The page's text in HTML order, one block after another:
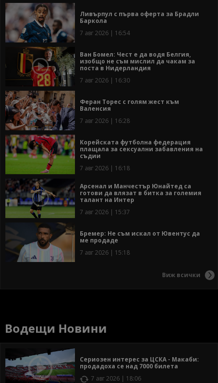
Ливърпул с първа оферта за Брадли
Баркола
7 авг 2026 | 16:54
Ван Бомел: Чест е да водя Белгия,
изобщо не съм мислил да чакам за
поста в Нидерландия
7 авг 2026 | 16:30
Феран Торес с голям жест към
Валенсия
7 авг 2026 | 16:28
Корейската футболна федерация
плащала за сексуални забавления на
съдии
7 авг 2026 | 16:18
Арсенал и Манчестър Юнайтед са
готови да влязат в битка за големия
талант на Интер
7 авг 2026 | 15:37
Бремер: Не съм искал от Ювентус да
ме продаде
7 авг 2026 | 15:18
Виж всички
Водещи Новини
Сериозен интерес за ЦСКА - Макаби:
продадоха се над 7000 билета
7 авг 2026 | 18:06